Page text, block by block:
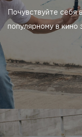
Почувствуйте себя
популярному в